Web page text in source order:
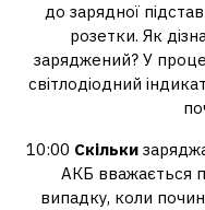
до зарядної
розетки. Як
заряджений? У
світлодіодний
10:00 Скільки
АКБ вважається
випадку, коли